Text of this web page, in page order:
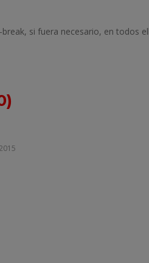
si fuera necesario, en todos